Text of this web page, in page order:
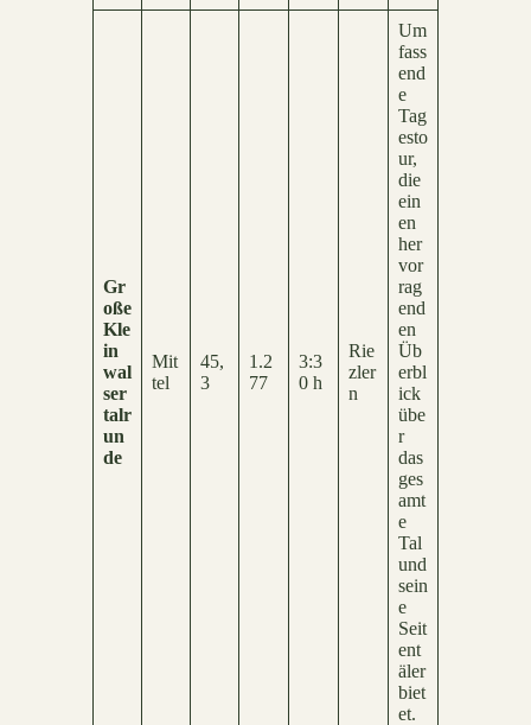
Gr
oße
Kle
in
wal
ser
talr
un
de
Mit
tel
45,
3
1.2
77
3:3
0 h
Rie
zler
n
Um
fass
end
e
Tag
esto
ur,
die
ein
en
her
vor
rag
end
en
Üb
erbl
ick
übe
r
das
ges
amt
e
Tal
und
sein
e
Seit
ent
äler
biet
et.